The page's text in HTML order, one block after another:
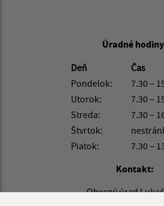
Úradné
Deň
Čas
Pondelok:
7.30 –
Utorok:
7.30 –
Streda:
7.30 –
Štvrtok:
Piatok:
7.30 –
Kontakt:
Obecný úrad